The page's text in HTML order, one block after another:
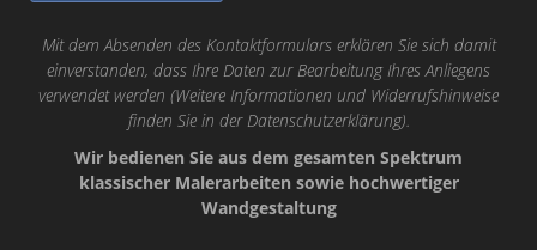
Mit dem Absenden des Kontaktformulars erklären Sie sich damit
einverstanden, dass Ihre Daten zur Bearbeitung Ihres Anliegens
verwendet werden (Weitere Informationen und Widerrufshinweise
finden Sie in der Datenschutzerklärung).
Wir bedienen Sie aus dem gesamten Spektrum
klassischer Malerarbeiten sowie hochwertiger
Wandgestaltung